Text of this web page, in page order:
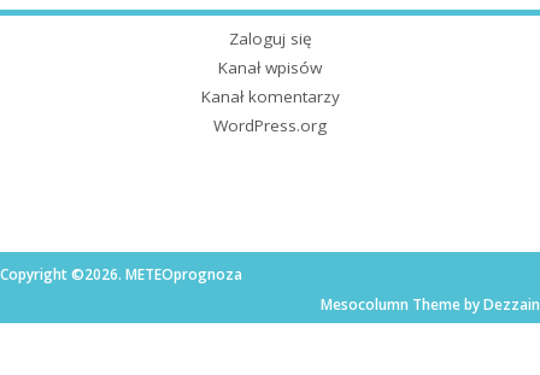
Zaloguj się
Kanał wpisów
Kanał komentarzy
WordPress.org
Copyright ©2026. METEOprognoza
Mesocolumn Theme by Dezzain